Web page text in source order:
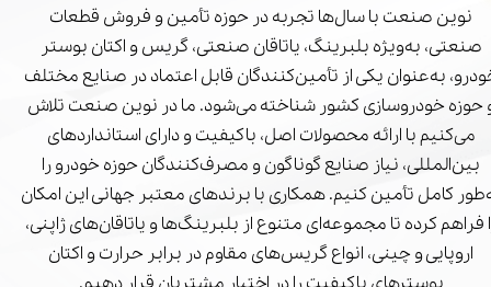
نوین صنعت با سال‌ها تجربه در حوزه تأمین و فروش قطعات
صنعتی، به‌ویژه بلبرینگ، یاتاقان صنعتی، گریس و اکتان بوستر
به‌عنوان یکی از تأمین‌کنندگان قابل اعتماد در صنایع مختلف
حوزه خودروسازی کشور شناخته می‌شود. ما در نوین صنعت تلاش
می‌کنیم با ارائه محصولات اصل، باکیفیت و دارای استانداردهای
بین‌المللی، نیاز صنایع گوناگون و مصرف‌کنندگان حوزه خودرو را
کامل تأمین کنیم. همکاری با برندهای معتبر جهانی این امکان
فراهم کرده تا مجموعه‌ای متنوع از بلبرینگ‌ها و یاتاقان‌های ژاپنی،
اروپایی و چینی، انواع گریس‌های مقاوم در برابر حرارت و اکتان